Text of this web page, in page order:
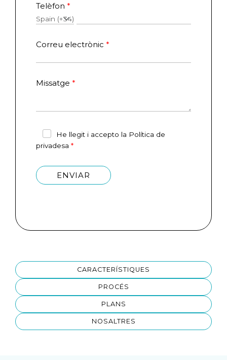
Telèfon
Correu electrònic
Missatge
He llegit i accepto la Política de
privadesa
ENVIAR
CARACTERÍSTIQUES
PROCÉS
PLANS
NOSALTRES